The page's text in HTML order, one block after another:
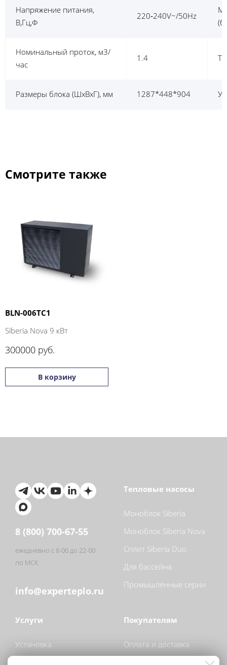
Напряжение питания,
В,Гц,Ф
220‐240V~/50Hz
Номинальный проток, м3/
час
1.4
Размеры блока (ШхВхГ), мм 1287*448*904
Смотрите также
BLN-006TC1
Siberia Nova 9 кВт
300000 руб.
В корзину
8 (800) 700-67-55
ежедневно с 8-00 до 22-00
по МСК
info@experteplo.ru
Тепловые насосы
Моноблок Siberia
Моноблок Siberia Nova
Сплит Siberia Duo
Для бассейна
Промышленные серии
Услуги
Установка
Покупателям
Оплата и доставка